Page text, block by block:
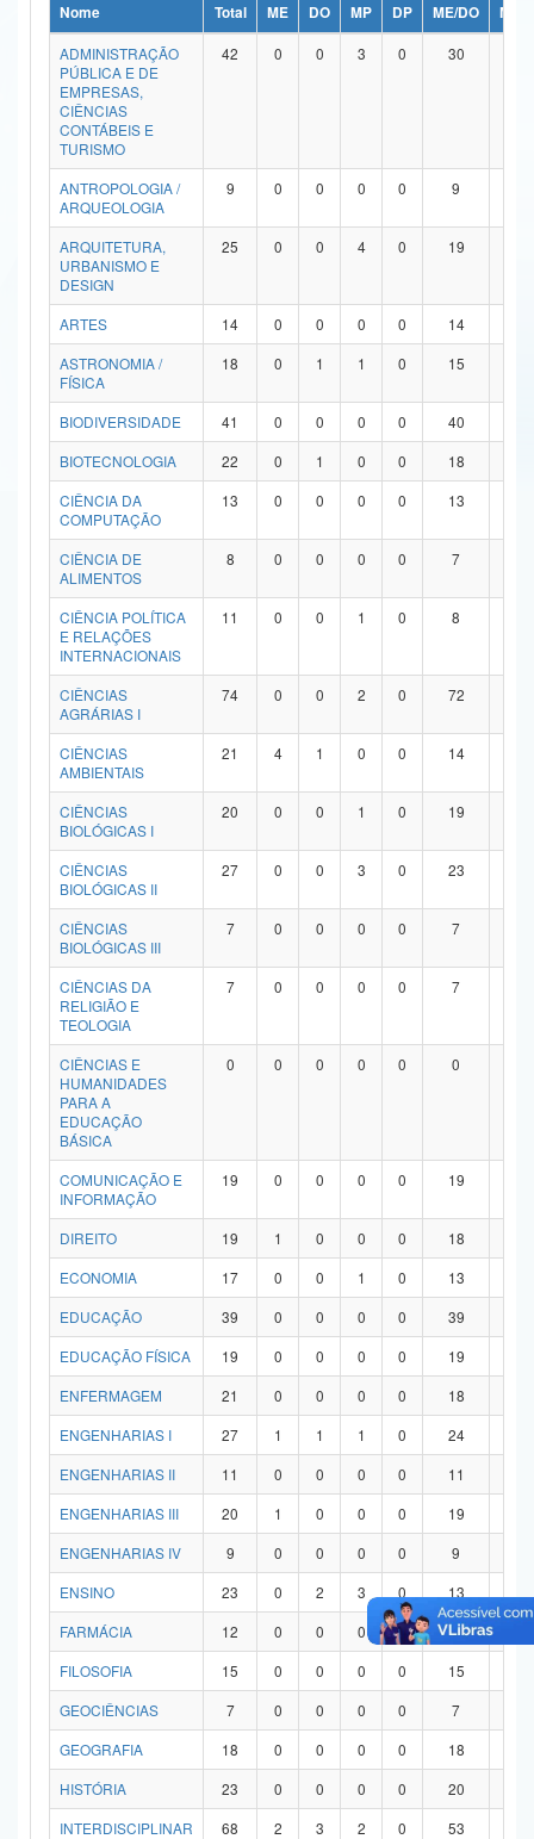
Ministério da Ciência, Tecnologia, Inovações e Comunicações
Ministério do Meio Ambiente
Ministério do Turismo
Ministério do Desenvolvimento Regional
Controladoria-Geral da União
Ministério da Mulher, da Família e dos Direitos Humanos
Secretaria de Governo
Advocacia-Geral da União
Banco Central do Brasil
Nome Total ME DO MP DP ME/DO
MP/
ADMINISTRAÇÃO
PÚBLICA E DE
EMPRESAS,
CIÊNCIAS
CONTÁBEIS E
TURISMO
42 0 0 3 0 30
ANTROPOLOGIA /
ARQUEOLOGIA
9 0 0 0 0 9
ARQUITETURA,
URBANISMO E
DESIGN
25 0 0 4 0 19
ARTES 14 0 0 0 0 14
ASTRONOMIA /
FÍSICA
18 0 1 1 0 15
BIODIVERSIDADE 41 0 0 0 0 40
BIOTECNOLOGIA
22 0 1 0 0 18
CIÊNCIA DA
COMPUTAÇÃO
13 0 0 0 0 13
CIÊNCIA DE
ALIMENTOS
8 0 0 0 0 7
CIÊNCIA POLÍTICA
E RELAÇÕES
INTERNACIONAIS
11 0 0 1 0 8
CIÊNCIAS
AGRÁRIAS I
74 0 0 2 0 72
CIÊNCIAS
AMBIENTAIS
21 4 1 0 0 14
CIÊNCIAS
BIOLÓGICAS I
20 0 0 1 0 19
CIÊNCIAS
BIOLÓGICAS II
27 0 0 3 0 23
CIÊNCIAS
BIOLÓGICAS III
7 0 0 0 0 7
CIÊNCIAS DA
RELIGIÃO E
TEOLOGIA
7 0 0 0 0 7
CIÊNCIAS E
HUMANIDADES
PARA A
EDUCAÇÃO
BÁSICA
0 0 0 0 0 0
COMUNICAÇÃO E
INFORMAÇÃO
19 0 0 0 0 19
DIREITO 19 1 0 0 0 18
ECONOMIA
17 0 0 1 0 13
EDUCAÇÃO
39 0 0 0 0 39
EDUCAÇÃO FÍSICA
19 0 0 0 0 19
ENFERMAGEM
21 0 0 0 0 18
ENGENHARIAS I
27 1 1 1 0 24
ENGENHARIAS II
11 0 0 0 0 11
ENGENHARIAS III
20 1 0 0 0 19
ENGENHARIAS IV
9 0 0 0 0 9
ENSINO
23 0 2 3 0 13
FARMÁCIA
12 0 0 0 0 12
FILOSOFIA
15 0 0 0 0 15
GEOCIÊNCIAS
7 0 0 0 0 7
GEOGRAFIA
18 0 0 0 0 18
HISTÓRIA
23 0 0 0 0 20
INTERDISCIPLINAR
68 2 3 2 0 53